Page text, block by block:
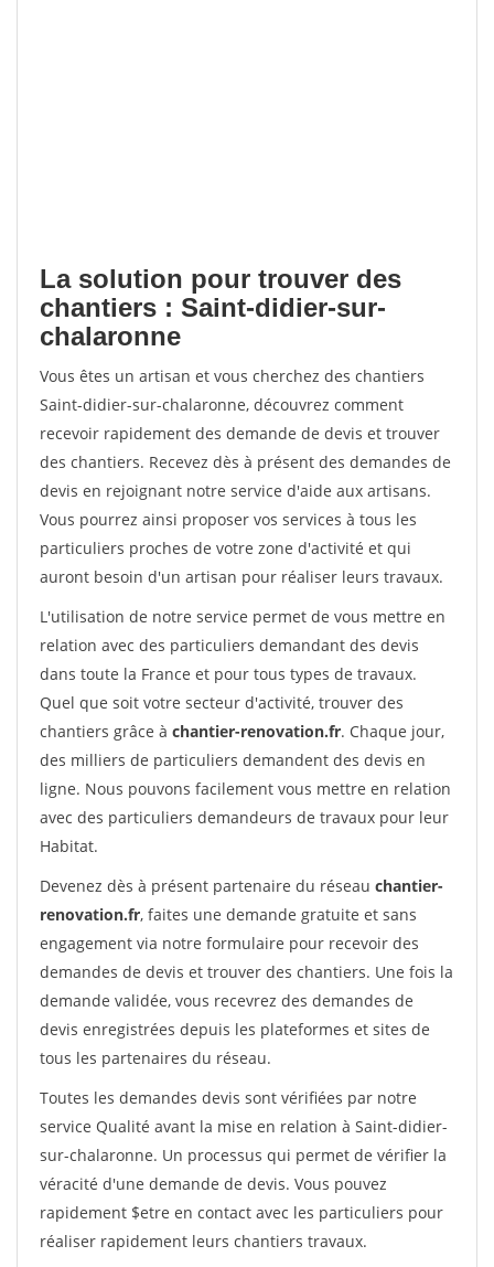
La solution pour trouver des
chantiers : Saint-didier-sur-
chalaronne
Vous êtes un artisan et vous cherchez des chantiers
Saint-didier-sur-chalaronne, découvrez comment
recevoir rapidement des demande de devis et trouver
des chantiers. Recevez dès à présent des demandes de
devis en rejoignant notre service d'aide aux artisans.
Vous pourrez ainsi proposer vos services à tous les
particuliers proches de votre zone d'activité et qui
auront besoin d'un artisan pour réaliser leurs travaux.
L'utilisation de notre service permet de vous mettre en
relation avec des particuliers demandant des devis
dans toute la France et pour tous types de travaux.
Quel que soit votre secteur d'activité, trouver des
chantiers grâce à chantier-renovation.fr. Chaque jour,
des milliers de particuliers demandent des devis en
ligne. Nous pouvons facilement vous mettre en relation
avec des particuliers demandeurs de travaux pour leur
Habitat.
Devenez dès à présent partenaire du réseau chantier-
renovation.fr, faites une demande gratuite et sans
engagement via notre formulaire pour recevoir des
demandes de devis et trouver des chantiers. Une fois la
demande validée, vous recevrez des demandes de
devis enregistrées depuis les plateformes et sites de
tous les partenaires du réseau.
Toutes les demandes devis sont vérifiées par notre
service Qualité avant la mise en relation à Saint-didier-
sur-chalaronne. Un processus qui permet de vérifier la
véracité d'une demande de devis. Vous pouvez
rapidement $etre en contact avec les particuliers pour
réaliser rapidement leurs chantiers travaux.